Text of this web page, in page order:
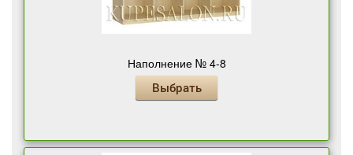
Наполнение № 4-8
Выбрать